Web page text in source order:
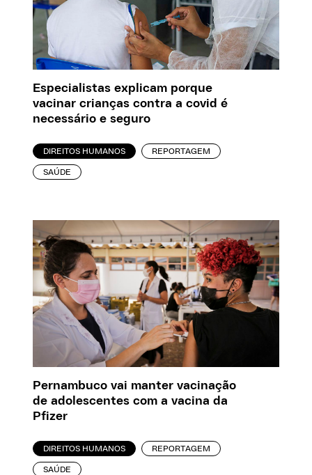
Especialistas explicam porque
vacinar crianças contra a covid é
necessário e seguro
DIREITOS HUMANOS REPORTAGEM
SAÚDE
Pernambuco vai manter vacinação
de adolescentes com a vacina da
Pfizer
DIREITOS HUMANOS REPORTAGEM
SAÚDE